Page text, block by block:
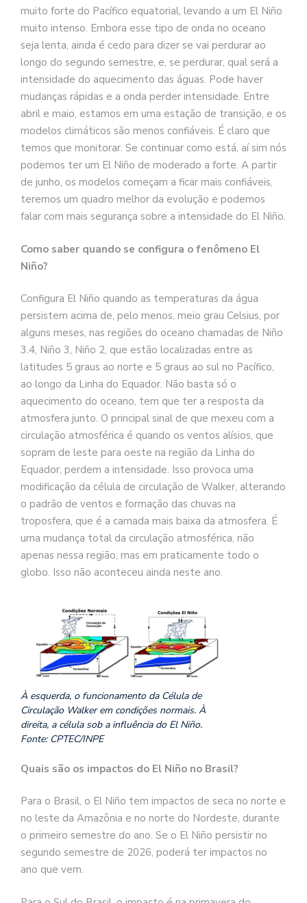
muito forte do Pacífico equatorial, levando a um El Niño
muito intenso. Embora esse tipo de onda no oceano
seja lenta, ainda é cedo para dizer se vai perdurar ao
longo do segundo semestre, e, se perdurar, qual será a
intensidade do aquecimento das águas. Pode haver
mudanças rápidas e a onda perder intensidade. Entre
abril e maio, estamos em uma estação de transição, e os
modelos climáticos são menos confiáveis. É claro que
temos que monitorar. Se continuar como está, aí sim nós
podemos ter um El Niño de moderado a forte. A partir
de junho, os modelos começam a ficar mais confiáveis,
teremos um quadro melhor da evolução e podemos
falar com mais segurança sobre a intensidade do El Niño.
Como saber quando se configura o fenômeno El
Niño?
Configura El Niño quando as temperaturas da água
persistem acima de, pelo menos, meio grau Celsius, por
alguns meses, nas regiões do oceano chamadas de Niño
3.4, Niño 3, Niño 2, que estão localizadas entre as
latitudes 5 graus ao norte e 5 graus ao sul no Pacífico,
ao longo da Linha do Equador. Não basta só o
aquecimento do oceano, tem que ter a resposta da
atmosfera junto. O principal sinal de que mexeu com a
circulação atmosférica é quando os ventos alísios, que
sopram de leste para oeste na região da Linha do
Equador, perdem a intensidade. Isso provoca uma
modificação da célula de circulação de Walker, alterando
o padrão de ventos e formação das chuvas na
troposfera, que é a camada mais baixa da atmosfera. É
uma mudança total da circulação atmosférica, não
apenas nessa região, mas em praticamente todo o
globo. Isso não aconteceu ainda neste ano.
À esquerda, o funcionamento da Célula de
Circulação Walker em condições normais. À
direita, a célula sob a influência do El Niño.
Fonte: CPTEC/INPE
Quais são os impactos do El Niño no Brasil?
Para o Brasil, o El Niño tem impactos de seca no norte e
no leste da Amazônia e no norte do Nordeste, durante
o primeiro semestre do ano. Se o El Niño persistir no
segundo semestre de 2026, poderá ter impactos no
ano que vem.